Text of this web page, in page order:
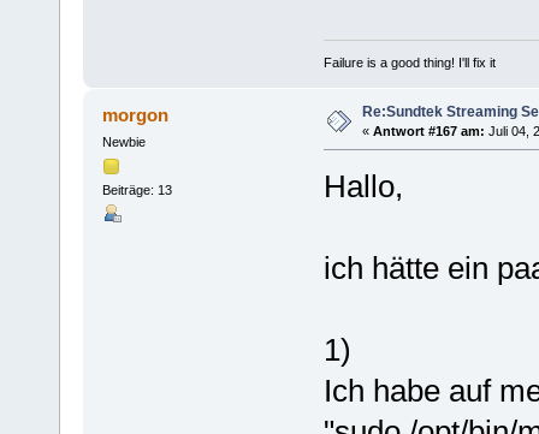
Failure is a good thing! I'll fix it
morgon
Newbie
Beiträge: 13
Re:Sundtek Streaming
« Antwort #167 am: Juli 04,
Hallo,
ich hätte ein
1)
Ich habe auf